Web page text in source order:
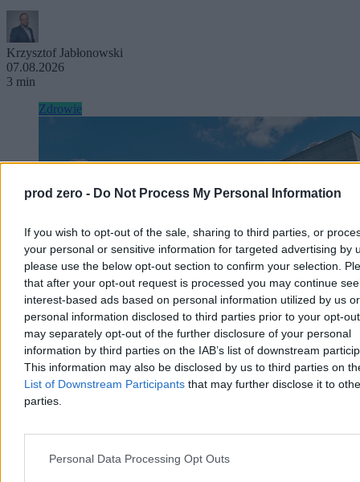
prod zero - Do Not Process My Personal Information
If you wish to opt-out of the sale, sharing to third parties, or
your personal or sensitive information for targeted advertising by
please use the below opt-out section to confirm your selection.
that after your opt-out request is processed you may continue
interest-based ads based on personal information utilized by us or
personal information disclosed to third parties prior to your opt-
may separately opt-out of the further disclosure of your personal
information by third parties on the IAB’s list of downstream
This information may also be disclosed by us to third parties on
List of Downstream Participants that may further disclose it to
parties.
Personal Data Processing Opt Outs
Krzysztof Jabłonowski
07.08.2026
3 min
Zdrowie
Upały dotarły do szpitali. Chore dzieci chłodzone
lodem
Ekstremalne upały postawiły w trudnej sytuacji nawet szpitale. Na
że modernizacja wymagałaby remontu całego oddziału, a nowy
budynek powstanie dopiero za trzy lata.